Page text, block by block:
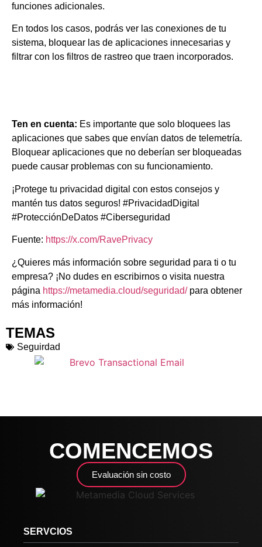
TEMAS
Seguirdad
funciones adicionales.
En todos los casos, podrás ver las conexiones de tu
sistema, bloquear las de aplicaciones innecesarias y
filtrar con los filtros de rastreo que traen incorporados.
Ten en cuenta: Es importante que solo bloquees las
aplicaciones que sabes que envían datos de telemetría.
Bloquear aplicaciones que no deberían ser bloqueadas
puede causar problemas con su funcionamiento.
¡Protege tu privacidad digital con estos consejos y
mantén tus datos seguros! #PrivacidadDigital
#ProtecciónDeDatos #Ciberseguridad
Fuente: https://x.com/RavePrivacy
¿Quieres más información sobre seguridad para ti o tu
empresa? ¡No dudes en escribirnos o visita nuestra
página https://metamedia.cloud/seguridad/para obtener
más información!
COMENCEMOS
Evaluación sin costo
SERVCIOS